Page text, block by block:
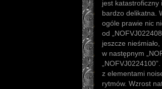
jest katastroficzny
bardzo delikatna.
ogóle prawie nic
od
jeszcze
w następnym
z elementami
rytmów. Wzrost